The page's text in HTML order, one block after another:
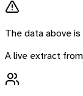
The data above
A live extract from